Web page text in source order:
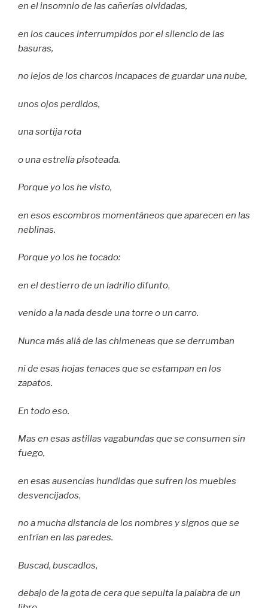
en el insomnio de las cañerías olvidadas,
en los cauces interrumpidos por el silencio de las
basuras,
no lejos de los charcos incapaces de guardar una nube,
unos ojos perdidos,
una sortija rota
o una estrella pisoteada.
Porque yo los he visto,
en esos escombros momentáneos que aparecen en las
neblinas.
Porque yo los he tocado:
en el destierro de un ladrillo difunto,
venido a la nada desde una torre o un carro.
Nunca más allá de las chimeneas que se derrumban
ni de esas hojas tenaces que se estampan en los
zapatos.
En todo eso.
Mas en esas astillas vagabundas que se consumen sin
fuego,
en esas ausencias hundidas que sufren los muebles
desvencijados,
no a mucha distancia de los nombres y signos que se
enfrían en las paredes.
Buscad, buscadlos,
debajo de la gota de cera que sepulta la palabra de un